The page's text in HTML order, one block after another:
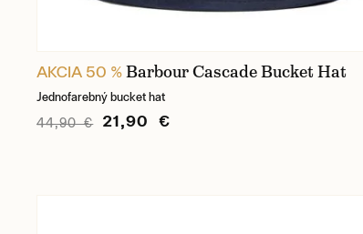
AKCIA 50 %Barbour Cascade Bucket Hat
Jednofarebný bucket hat
44,90 € 21,90 €